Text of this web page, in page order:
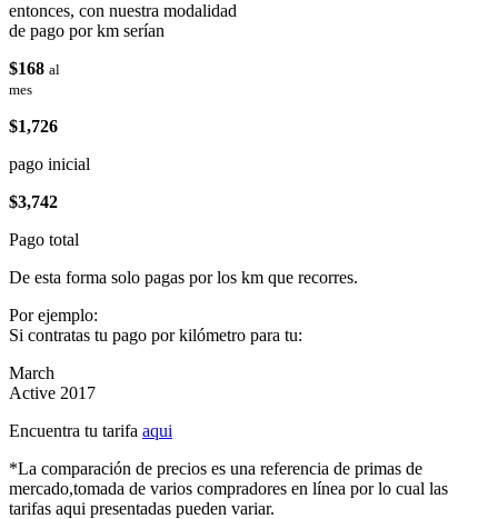
entonces, con nuestra modalidad
de pago por km serían
$168 al
mes
$1,726
pago inicial
$3,742
Pago total
De esta forma solo pagas por los km que recorres.
Por ejemplo:
Si contratas tu pago por kilómetro para tu:
March
Active 2017
Encuentra tu tarifa aqui
*La comparación de precios es una referencia de primas de
mercado,tomada de varios compradores en línea por lo cual las
tarifas aqui presentadas pueden variar.